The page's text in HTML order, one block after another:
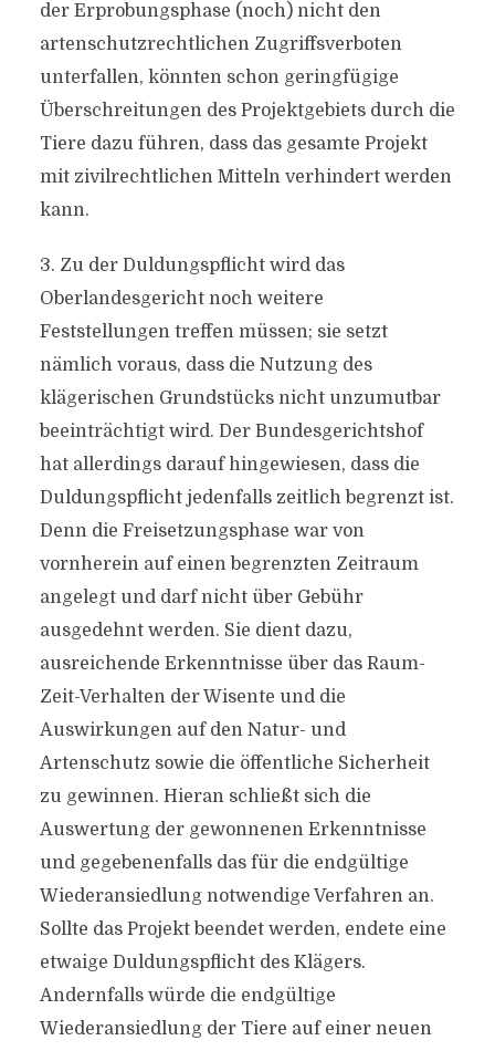
der Erprobungsphase (noch) nicht den
artenschutzrechtlichen Zugriffsverboten
unterfallen, könnten schon geringfügige
Überschreitungen des Projektgebiets durch die
Tiere dazu führen, dass das gesamte Projekt
mit zivilrechtlichen Mitteln verhindert werden
kann.
3. Zu der Duldungspflicht wird das
Oberlandesgericht noch weitere
Feststellungen treffen müssen; sie setzt
nämlich voraus, dass die Nutzung des
klägerischen Grundstücks nicht unzumutbar
beeinträchtigt wird. Der Bundesgerichtshof
hat allerdings darauf hingewiesen, dass die
Duldungspflicht jedenfalls zeitlich begrenzt ist.
Denn die Freisetzungsphase war von
vornherein auf einen begrenzten Zeitraum
angelegt und darf nicht über Gebühr
ausgedehnt werden. Sie dient dazu,
ausreichende Erkenntnisse über das Raum-
Zeit-Verhalten der Wisente und die
Auswirkungen auf den Natur- und
Artenschutz sowie die öffentliche Sicherheit
zu gewinnen. Hieran schließt sich die
Auswertung der gewonnenen Erkenntnisse
und gegebenenfalls das für die endgültige
Wiederansiedlung notwendige Verfahren an.
Sollte das Projekt beendet werden, endete eine
etwaige Duldungspflicht des Klägers.
Andernfalls würde die endgültige
Wiederansiedlung der Tiere auf einer neuen